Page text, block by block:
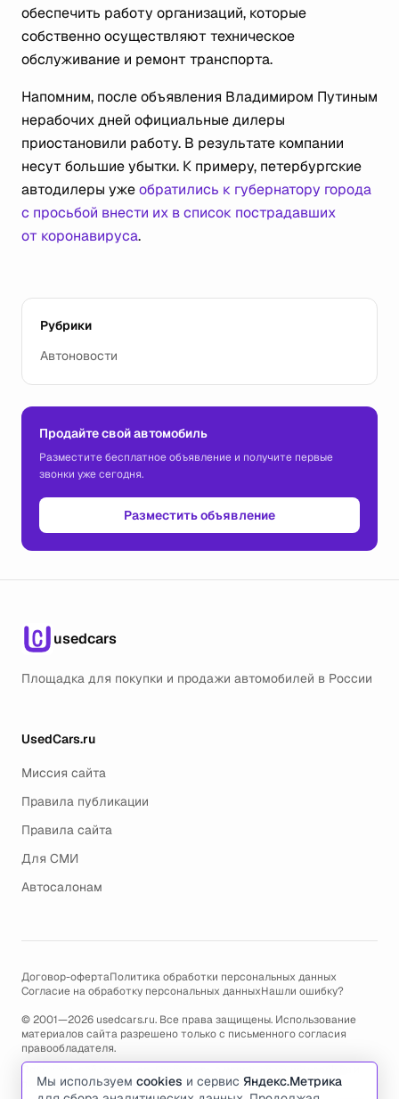
обеспечить работу организаций, которые
собственно осуществляют техническое
обслуживание и ремонт транспорта.
Напомним, после объявления Владимиром Путиным
нерабочих дней официальные дилеры
приостановили работу. В результате компании
несут большие убытки. К примеру, петербургские
автодилеры ужеобратились к губернатору города
с просьбой внести их в список пострадавших
от коронавируса.
Рубрики
Автоновости
Продайте свой автомобиль
Разместите бесплатное объявление и получите первые
звонки уже сегодня.
Разместить объявление
usedcars
Площадка для покупки и продажи автомобилей в России
UsedCars.ru
Миссия сайта
Правила публикации
Правила сайта
Для СМИ
Автосалонам
Договор-офертаПолитика обработки персональных данных
Согласие на обработку персональных данныхНашли ошибку?
© 2001—2026 usedcars.ru. Все права защищены. Использование
материалов сайта разрешено только с письменного согласия
правообладателя.
Пользуясь сайтом, вы соглашаетесь с использованием cookies и
политикой обработки персональных данных.
Мы используем cookies и сервис Яндекс.Метрика